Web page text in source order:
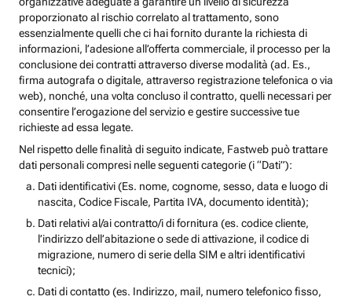
proporzionato al rischio correlato al trattamento, sono
essenzialmente quelli che ci hai fornito durante la richiesta di
informazioni, l’adesione all’offerta commerciale, il processo per la
conclusione dei contratti attraverso diverse modalità (ad. Es.,
firma autografa o digitale, attraverso registrazione telefonica o via
web), nonché, una volta concluso il contratto, quelli necessari per
consentire l’erogazione del servizio e gestire successive tue
richieste ad essa legate.
Nel rispetto delle finalità di seguito indicate, Fastweb può trattare
dati personali compresi nelle seguenti categorie (i “Dati”):
Dati identificativi (Es. nome, cognome, sesso, data e luogo di
nascita, Codice Fiscale, Partita IVA, documento identità);
Dati relativi al/ai contratto/i di fornitura (es. codice cliente,
l’indirizzo dell’abitazione o sede di attivazione, il codice di
migrazione, numero di serie della SIM e altri identificativi
tecnici);
Dati di contatto (es. Indirizzo, mail, numero telefonico fisso,